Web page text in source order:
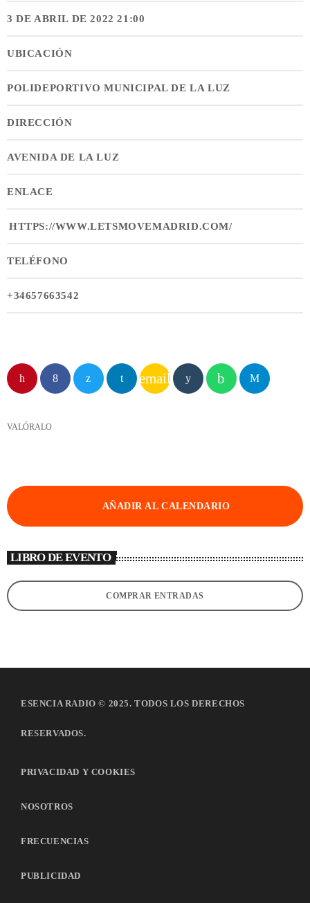
3 DE ABRIL DE 2022 21:00
UBICACIÓN
POLIDEPORTIVO MUNICIPAL DE LA LUZ
DIRECCIÓN
AVENIDA DE LA LUZ
ENLACE
HTTPS://WWW.LETSMOVEMADRID.COM/
TELÉFONO
+34657663542
email
VALÓRALO
AÑADIR AL CALENDARIO
LIBRO DE EVENTO
COMPRAR ENTRADAS
ESENCIA RADIO © 2025. TODOS LOS DERECHOS
RESERVADOS.
PRIVACIDAD Y COOKIES
NOSOTROS
FRECUENCIAS
PUBLICIDAD